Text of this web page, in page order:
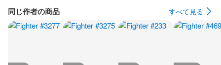
同じ作者の商品 すべて見る